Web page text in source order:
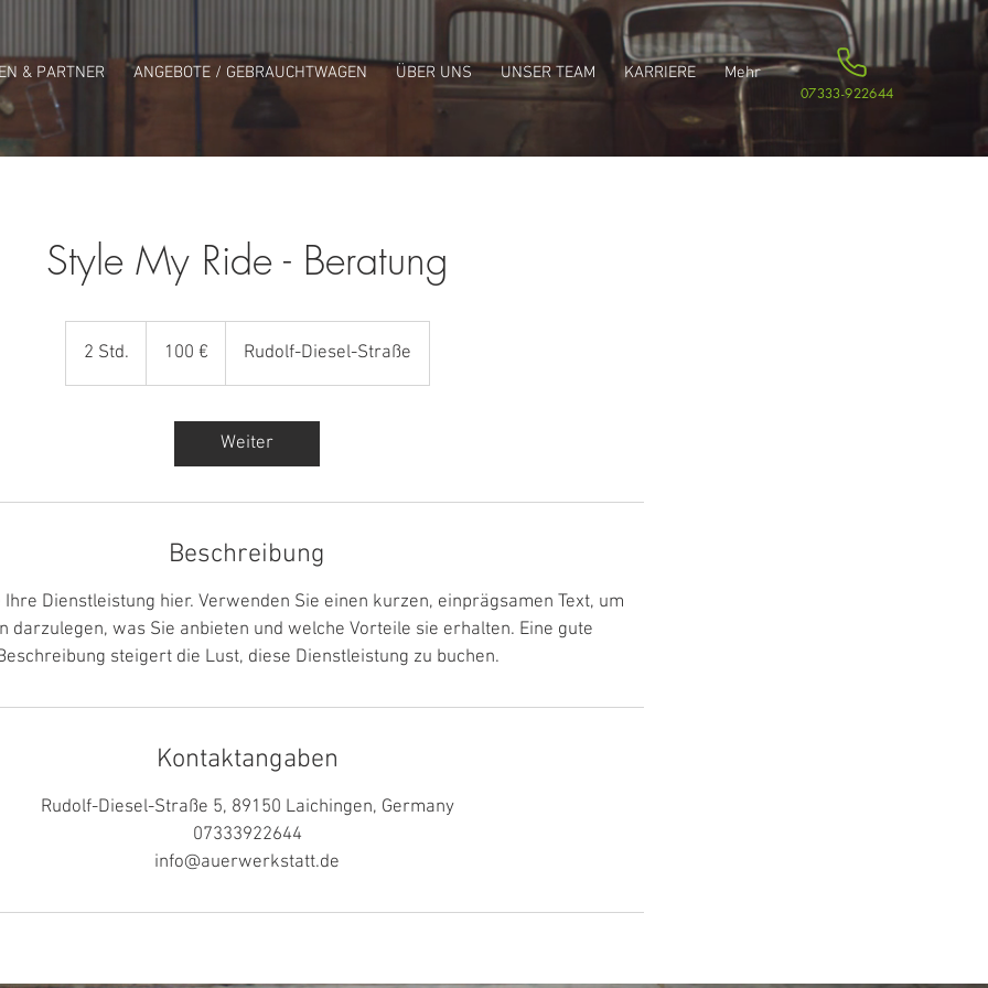
& PARTNER ANGEBOTE / GEBRAUCHTWAGEN ÜBER UNS UNSER TEAM KARRIERE Mehr
07333-922644
Style My Ride - Beratung
2 Std.
S
100 € Rudolf-Diesel-Straße
Weiter
Beschreibung
Dienstleistung hier. Verwenden Sie einen kurzen, einprägsamen Text, um
darzulegen, was Sie anbieten und welche Vorteile sie erhalten. Eine gute
steigert die Lust, diese Dienstleistung zu buchen.
Kontaktangaben
Rudolf-Diesel-Straße 5, 89150 Laichingen, Germany
07333922644
info@auerwerkstatt.de